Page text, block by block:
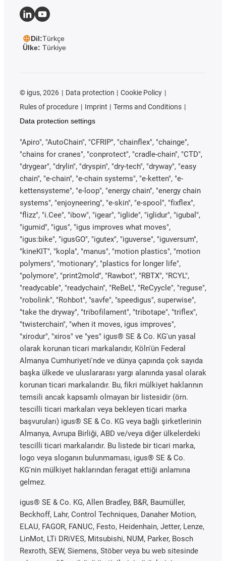
Dil:Türkçe
Ülke: Türkiye
© igus, 2026 Data protection
Cookie Policy
Rules of procedure
Imprint
Terms and Conditions
Data protection settings
"Apiro", "AutoChain", "CFRIP", "chainflex", "chainge",
"chains for cranes", "conprotect", "cradle-chain", "CTD",
"drygear", "drylin", "dryspin", "dry-tech", "dryway", "easy
chain", "e-chain", "e-chain systems", "e-ketten", "e-
kettensysteme", "e-loop", "energy chain", "energy chain
systems", "enjoyneering", "e-skin", "e-spool", "fixflex",
"flizz", "i.Cee", "ibow", "igear", "iglide", "iglidur", "igubal",
"igumid", "igus", "igus improves what moves",
"igus:bike", "igusGO", "igutex", "iguverse", "iguversum",
"kineKIT", "kopla", "manus", "motion plastics", "motion
polymers", "motionary", "plastics for longer life",
"polymore", "print2mold", "Rawbot", "RBTX", "RCYL",
"readycable", "readychain", "ReBeL", "ReCyycle", "reguse",
"robolink", "Rohbot", "savfe", "speedigus", superwise",
"take the dryway", "tribofilament", "tribotape", "triflex",
"twisterchain", "when it moves, igus improves",
"xirodur", "xiros" ve "yes" igus® SE & Co. KG'un yasal
olarak korunan ticari markalarıdır, Köln'ün Federal
Almanya Cumhuriyeti'nde ve dünya çapında çok sayıda
başka ülkede ve uluslararası yargı alanında yasal olarak
korunan ticari markalarıdır. Bu, fikri mülkiyet haklarının
temsili ancak kapsamlı olmayan bir listesidir (örn.
tescilli ticari markaları veya bekleyen ticari marka
başvuruları) igus® SE & Co. KG veya bağlı şirketlerinin
Almanya, Avrupa Birliği, ABD ve/veya diğer ülkelerdeki
tescilli ticari markalarıdır. Bu listede bir ticari marka,
logo veya sloganın bulunmaması, igus® SE & Co.
KG'nin mülkiyet haklarından feragat ettiği anlamına
gelmez.
igus® SE & Co. KG, Allen Bradley, B&R, Baumüller,
Beckhoff, Lahr, Control Techniques, Danaher Motion,
ELAU, FAGOR, FANUC, Festo, Heidenhain, Jetter, Lenze,
LinMot, LTi DRiVES, Mitsubishi, NUM, Parker, Bosch
Rexroth, SEW, Siemens, Stöber veya bu web sitesinde